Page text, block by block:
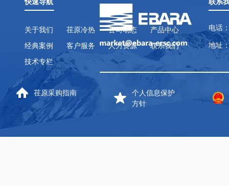
关于我们 荏原冷热 公司动态
产品中心
经典案例
客户服务 人力资源
联系我们
技术专栏
电话
地址
荏原采购指南
个人信息保护
方针